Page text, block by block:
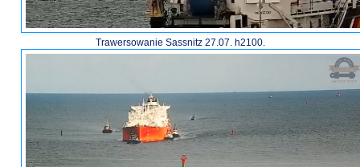
Trawersowanie Sassnitz 27.07. h2100.